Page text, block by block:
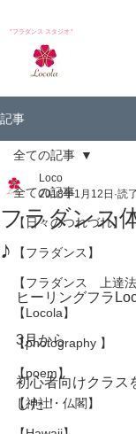
*フラダンス スタジオ*
記事
全ての記事
【日々のつれづれ】
【フラダンス】
【フラダンス 上達法
【Locola】
【photography 】
【poem】
【神社・仏閣】
全ての記事
フラダンス
♪
Loco
2018年1月12日 読
ヒーリングフラ
3月から
初心者向けクラス
した！